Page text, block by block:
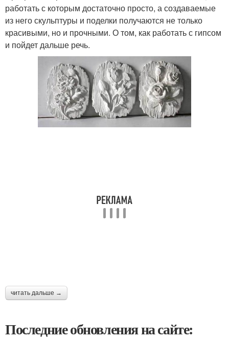
работать с которым достаточно просто, а создаваемые
из него скульптуры и поделки получаются не только
красивыми, но и прочными. О том, как работать с гипсом
и пойдет дальше речь.
читать дальше →
Последние обновления на сайте: